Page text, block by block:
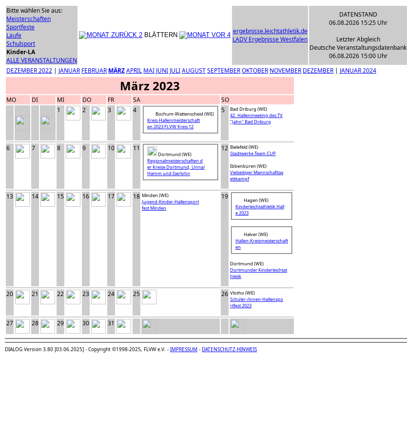
Bitte wählen Sie aus:
Meisterschaften
Sportfeste
Läufe
Schulsport
Kinder-LA
ALLE VERANSTALTUNGEN
BLÄTTERN
ergebnisse.leichtathletik.de
LADV Ergebnisse Westfalen
DATENSTAND
06.08.2026 15:25 Uhr
Letzter Abgleich
Deutsche Veranstaltungsdatenbank
06.08.2026 15:00 Uhr
DEZEMBER 2022 | JANUAR FEBRUAR MÄRZAPRIL MAI JUNI JULIAUGUSTSEPTEMBEROKTOBER NOVEMBER DEZEMBER | JANUAR 2024
März 2023
MO DI MI DO FR SA
SO
1
2 3 4
Bochum-Wattenscheid (WE)
Kreis-Hallenmeisterschaft
en 2023 FLVW Kreis 12
5
Bad Driburg (WE)
42. Hallenmeeting des TV
"Jahn" Bad Driburg
6 7 8 9 10 11
Dortmund (WE)
Regionalmeisterschaften d
er Kreise Dortmund, Unna/
Hamm und Iserlohn
12 Bielefeld (WE)
Stadtwerke Team CUP
Ibbenbüren (WE)
Vielseitiger Mannschaftsw
ettkampf
13 14 15 16 17 18 Minden (WE)
Jugend-Kinder-Hallensport
fest Minden
19
Hagen (WE)
Kinderleichtathletik Hall
e 2023
Halver (WE)
Hallen-Kreismeisterschaft
en
Dortmund (WE)
Dortmunder Kinderleichtat
hletik
20 21 22 23 24 25 26 Vlotho (WE)
Schüler-/innen-Hallenspo
rtfest 2023
27 28 29 30 31
DIALOG Version 3.80 [03.06.2025] - Copyright ©1998-2025, FLVW e.V. - IMPRESSUM - DATENSCHUTZ-HINWEIS